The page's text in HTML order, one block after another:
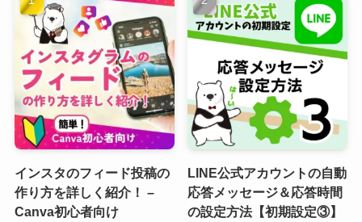
インスタのフィード投稿の
作り方を詳しく紹介！ –
Canva初心者向け
LINE公式アカウントの自動
応答メッセージ＆応答時間
の設定方法【初期設定③】